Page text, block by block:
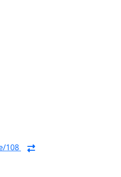
108